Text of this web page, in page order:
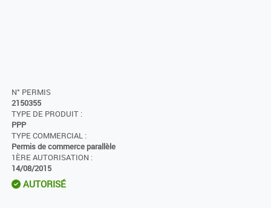
N° PERMIS
2150355
TYPE DE PRODUIT :
PPP
TYPE COMMERCIAL :
Permis de commerce parallèle
1ÈRE AUTORISATION :
14/08/2015
AUTORISÉ